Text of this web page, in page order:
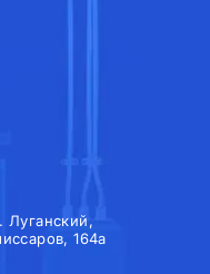
Луганский,
164а